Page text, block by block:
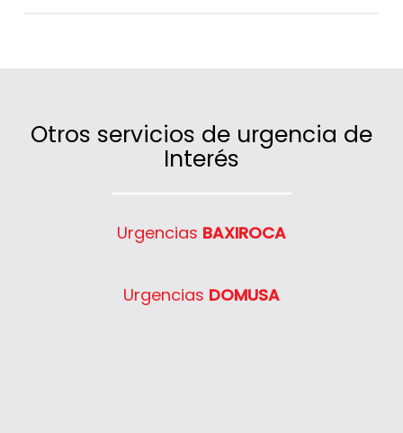
Otros servicios de urgencia de
Interés
Urgencias BAXIROCA
Urgencias DOMUSA